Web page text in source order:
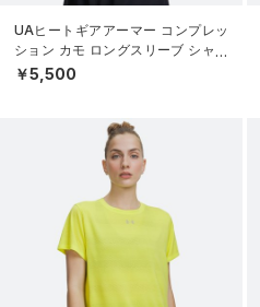
UAヒートギアアーマー コンプレッ
ション カモ ロングスリーブ シャツ
（トレーニング/MEN）
￥5,500